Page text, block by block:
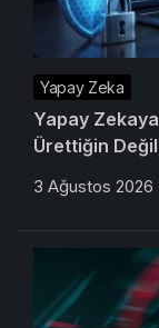
Yapay Zeka
Yapay
Ürettiğin
3 Ağustos